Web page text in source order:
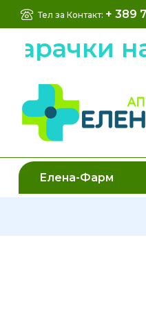
Тел за Контакт: + 389
над
Елена-Фарм